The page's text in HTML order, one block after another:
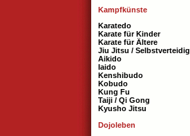
Kampfkünste
Karatedo
Karate für Kinder
Karate für Ältere
Jiu Jitsu /
Aikido
Iaido
Kenshibudo
Kobudo
Kung Fu
Taiji / Qi Gong
Kyusho Jitsu
Dojoleben